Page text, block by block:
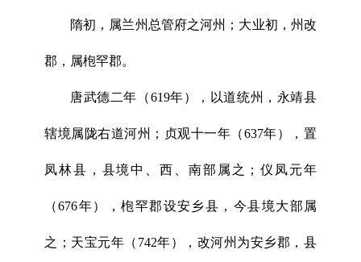
隋初，属兰州总管府之河州；大业初，州改
郡，属枹罕郡。
唐武德二年（619年），以道统州，永靖县
辖境属陇右道河州；贞观十一年（637年），置
凤林县，县境中、西、南部属之；仪凤元年
（676年），枹罕郡设安乡县，今县境大部属
之；天宝元年（742年），改河州为安乡郡，县